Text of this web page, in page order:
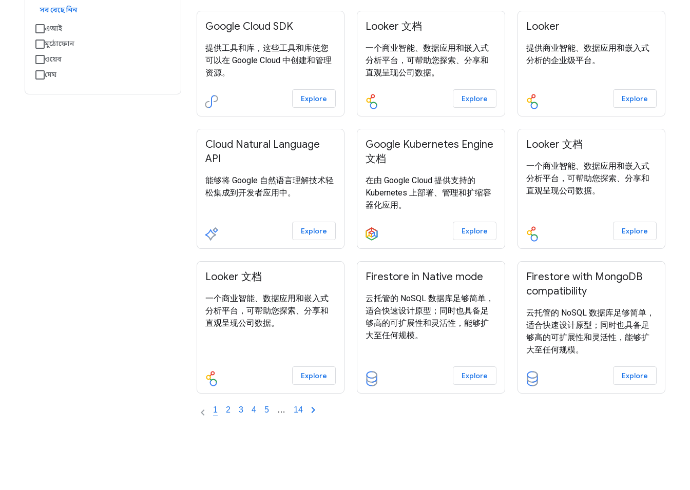
সব বেছে নিন
এআই
মুঠোফোন
ওয়েব
মেঘ
Google Cloud SDK
提供工具和库，这些工具和库使您
可以在 Google Cloud 中创建和管理
资源。
Explore
Looker 文档
一个商业智能、数据应用和嵌入式
分析平台，可帮助您探索、分享和
直观呈现公司数据。
Explore
Looker
提供商业智能、数据应用和嵌入式
分析的企业级平台。
Explore
Cloud Natural Language
API
能够将 Google 自然语言理解技术轻
松集成到开发者应用中。
Explore
Google Kubernetes Engine
文档
在由 Google Cloud 提供支持的
Kubernetes 上部署、管理和扩缩容
器化应用。
Explore
Looker 文档
一个商业智能、数据应用和嵌入式
分析平台，可帮助您探索、分享和
直观呈现公司数据。
Explore
Looker 文档
一个商业智能、数据应用和嵌入式
分析平台，可帮助您探索、分享和
直观呈现公司数据。
Explore
Firestore in Native mode
云托管的 NoSQL 数据库足够简单，
适合快速设计原型；同时也具备足
够高的可扩展性和灵活性，能够扩
大至任何规模。
Explore
Firestore with MongoDB
compatibility
云托管的 NoSQL 数据库足够简单，
适合快速设计原型；同时也具备足
够高的可扩展性和灵活性，能够扩
大至任何规模。
Explore
1 2 3 4 5 … 14